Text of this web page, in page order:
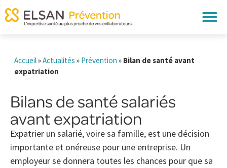
Accueil»Actualités » Prévention » Bilan de santé avant
expatriation
Bilans de santé salariés
avant expatriation
Expatrier un salarié, voire sa famille, est une décision
importante et onéreuse pour une entreprise. Un
employeur se donnera toutes les chances pour que sa